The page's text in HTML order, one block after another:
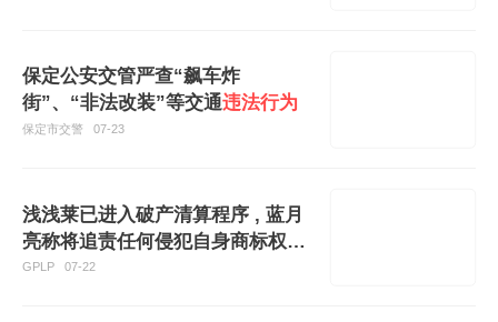
保定公安交管严查“飙车炸
街”、“非法改装”等交通违法行为
保定市交警 07-23
浅浅莱已进入破产清算程序 , 蓝月
亮称将追责任何侵犯自身商标权的
违法行为
GPLP 07-22